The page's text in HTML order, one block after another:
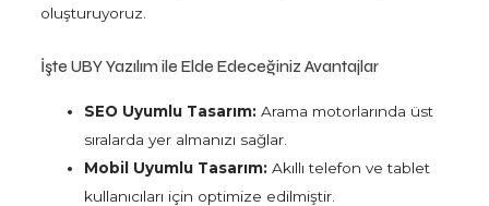
oluşturuyoruz.
İşte UBY Yazılım ile Elde Edeceğiniz Avantajlar
SEO Uyumlu Tasarım: Arama motorlarında üst
sıralarda yer almanızı sağlar.
Mobil Uyumlu Tasarım: Akıllı telefon ve tablet
kullanıcıları için optimize edilmiştir.